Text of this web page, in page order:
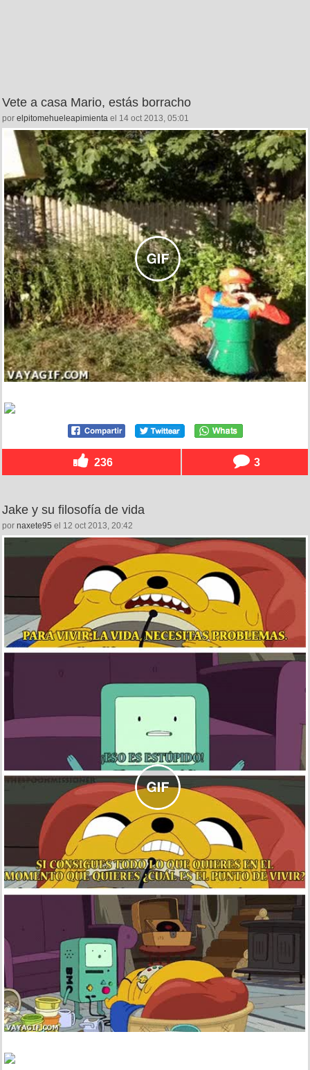
Vete a casa Mario, estás borracho
por elpitomehueleapimienta el 14 oct 2013, 05:01
236 3
Jake y su filosofía de vida
por naxete95 el 12 oct 2013, 20:42